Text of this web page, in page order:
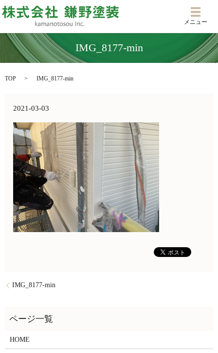
メニ
メニュー
IMG_8177-min
TOP IMG_8177-min
2021-03-03
IMG_8177-min
HOME